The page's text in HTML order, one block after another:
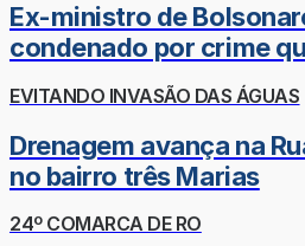
Ex-ministro de
condenado por crime
EVITANDO INVASÃO DAS ÁGUAS
Drenagem avança na
no bairro três Marias
24º COMARCA DE RO